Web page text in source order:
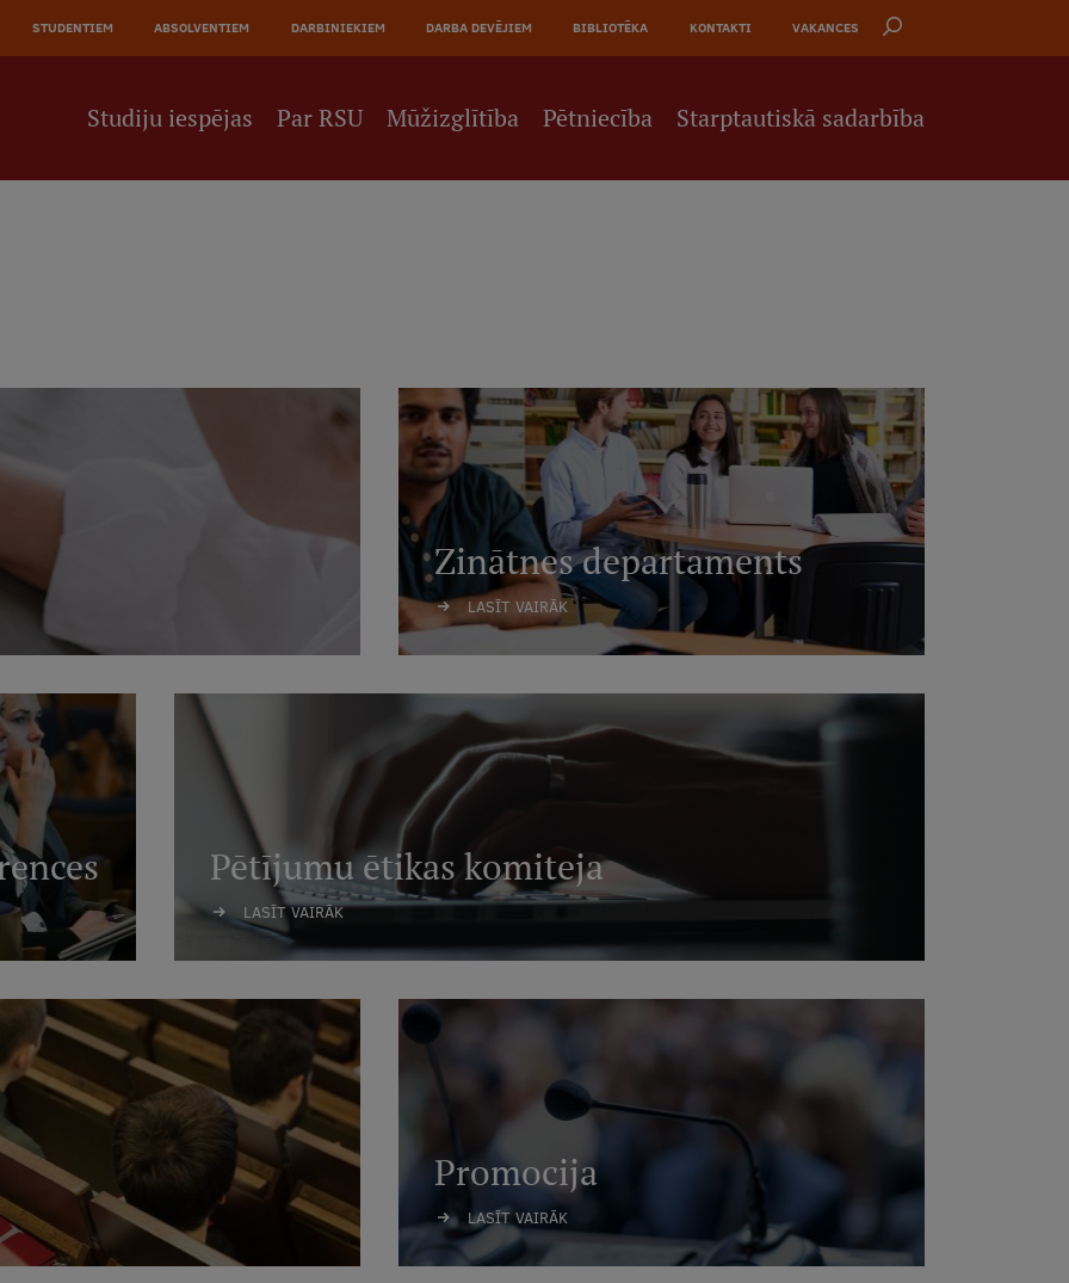
STUDENTIEM ABSOLVENTIEM DARBINIEKIEM DARBA DEVĒJIEM BIBLIOTĒKA KONTAKTI VAKANCES
Studiju iespējas Par RSU Mūžizglītība Pētniecība Starptautiskā sadarbība
Zinātnes departaments
LASĪT VAIRĀK
Pētījumu ētikas komiteja
LASĪT VAIRĀK
Promocija
LASĪT VAIRĀK